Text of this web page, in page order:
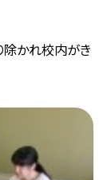
除かれ校内がき